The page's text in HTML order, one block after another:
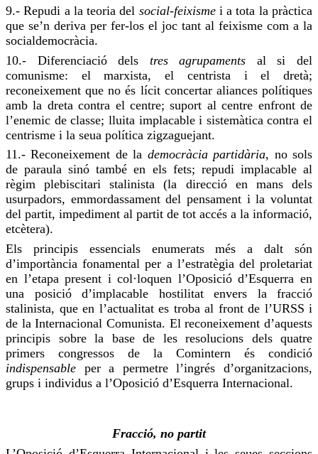
9.-Repudi a la teoria del social-feixismei a tota la pràctica
que se’n deriva per fer-los el joc tant al feixisme com a la
socialdemocràcia.
10.- Diferenciació dels tres agrupaments al si del
comunisme: el marxista, el centrista i el dretà;
reconeixement que no és lícit concertar aliances polítiques
amb la dreta contra el centre;suport al centre enfront de
l’enemic de classe; lluita implacable i sistemàtica contra el
centrisme i la seua política zigzaguejant.
11.- Reconeixement de la democràcia partidària, no sols
de paraula sinó també en els fets; repudiimplacable al
règim plebiscitari stalinista (la direccióen mans dels
usurpadors, emmordassament del pensament i la voluntat
del partit, impediment al partit de tot accés a la informació,
etcètera).
Els principis essencials enumerats més a dalt són
d’importància fonamental per a l’estratègia del proletariat
en l’etapapresent i col·loquen l’Oposició d’Esquerra en
una posició d’implacable hostilitat envers la fracció
stalinista, que en l’actualitat es troba al front de l’URSS i
de la Internacional Comunista. El reconeixement d’aquests
principis sobre la base de les resolucions dels quatre
primers congressos de la Comintern és condició
indispensable per a permetre l’ingrés d’organitzacions,
grups i individus a l’Oposició d’Esquerra Internacional.
Fracció, no partit